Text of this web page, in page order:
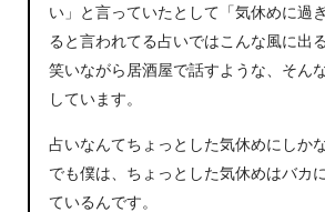
い」と言っていたとして「気休めに過
ると言われてる占いではこんな風に出
笑いながら居酒屋で話すような、そん
しています。
占いなんてちょっとした気休めにしか
でも僕は、ちょっとした気休めはバカ
ているんです。